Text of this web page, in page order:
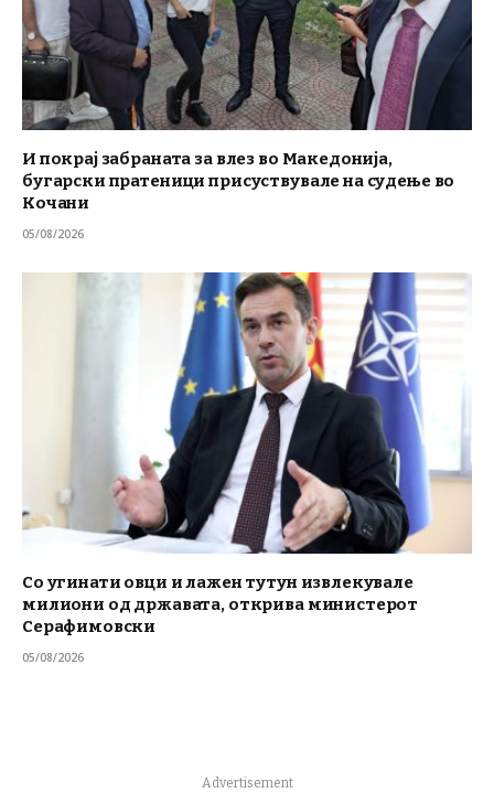
И покрај забраната за влез во Македонија,
бугарски пратеници присуствувале на судење во
Кочани
05/08/2026
Со угинати овци и лажен тутун извлекувале
милиони од државата, открива министерот
Серафимовски
05/08/2026
Advertisement